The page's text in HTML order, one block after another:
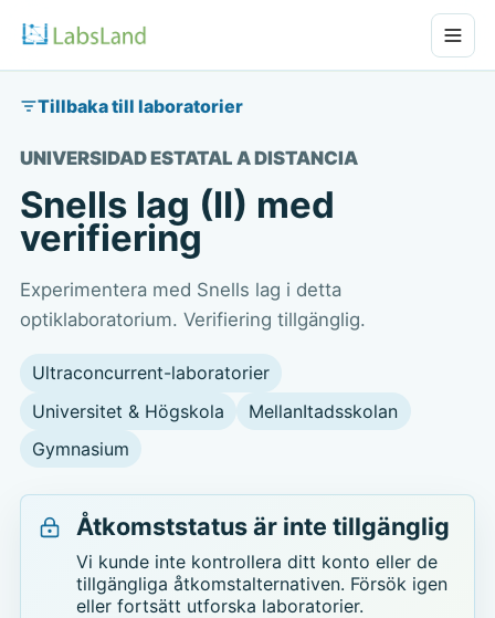
Tillbaka till laboratorier
UNIVERSIDAD ESTATAL A DISTANCIA
Snells lag (II) med
verifiering
Experimentera med Snells lag i detta
optiklaboratorium. Verifiering tillgänglig.
Ultraconcurrent-laboratorier
Universitet & Högskola
MellanItadsskolan
Gymnasium
Åtkomststatus är inte tillgänglig
Vi kunde inte kontrollera ditt konto eller de
tillgängliga åtkomstalternativen. Försök igen
eller fortsätt utforska laboratorier.